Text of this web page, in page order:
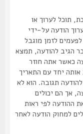
לערוך או
על-ידי
לזמן מוגבל
להודעה, תמצא
אתה חוזר
יחד עם התאריך
תגובה. הוא לא
הם יכולים
לפי ראות
הודעה לאחר